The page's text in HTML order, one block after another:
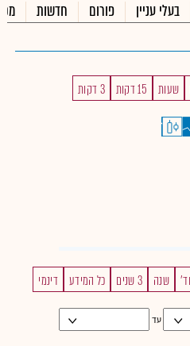
בעלי עניין פורום חדשות
שעות 15 דקות 3 דקות
שנה 3 שנים כל המידע דינמי
עד